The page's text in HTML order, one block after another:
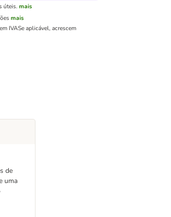
úteis. mais
mais
IVASe aplicável, acrescem
de
uma